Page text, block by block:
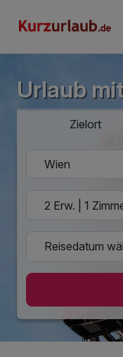
Urlaub
Zielort